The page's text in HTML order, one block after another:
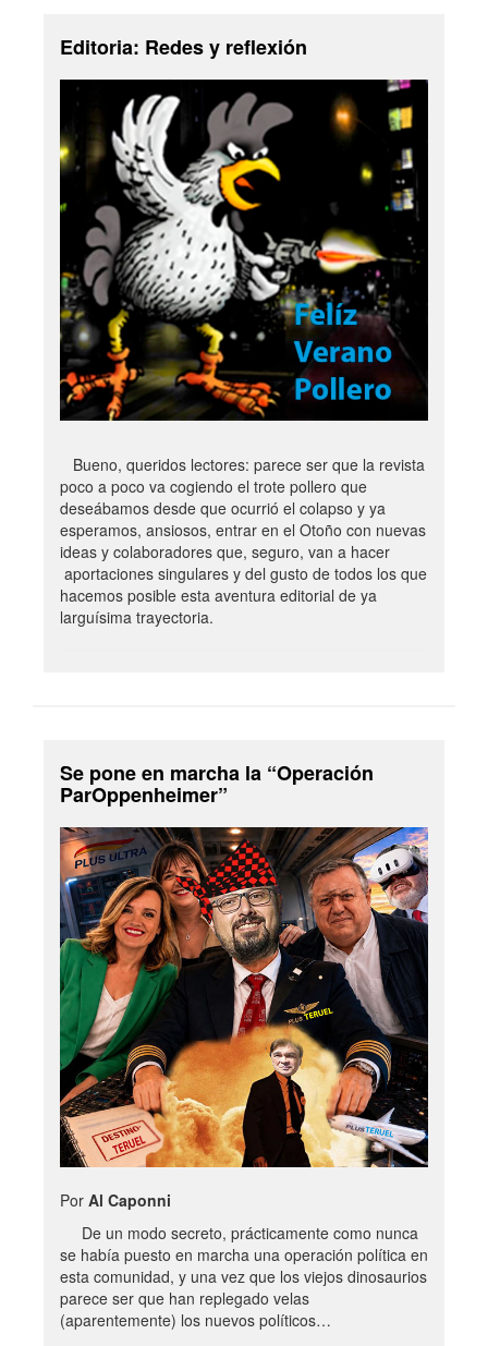
Editoria: Redes y reflexión
Bueno, queridos lectores: parece ser que la revista
poco a poco va cogiendo el trote pollero que
deseábamos desde que ocurrió el colapso y ya
esperamos, ansiosos, entrar en el Otoño con nuevas
ideas y colaboradores que, seguro, van a hacer
aportaciones singulares y del gusto de todos los que
hacemos posible esta aventura editorial de ya
larguísima trayectoria.
Se pone en marcha la “Operación
ParOppenheimer”
Por Al Caponni
De un modo secreto, prácticamente como nunca
se había puesto en marcha una operación política en
esta comunidad, y una vez que los viejos dinosaurios
parece ser que han replegado velas
(aparentemente) los nuevos políticos…